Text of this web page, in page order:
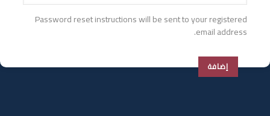
Password reset instructions will be sent to your registered
email address.